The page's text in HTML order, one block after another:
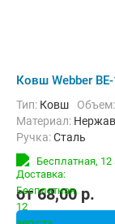
Ковш Webber
Тип: Ковш Объем:
материал:
ручка:Сталь
Бесплатная, 12
от68,00 p.